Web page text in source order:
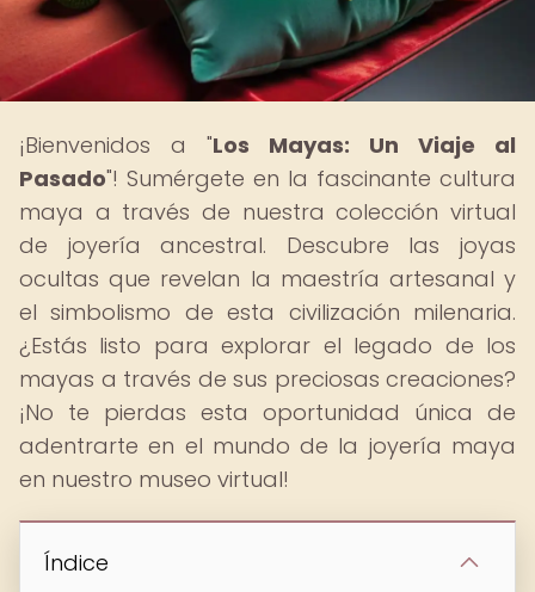
¡Bienvenidos a "Los Mayas: Un Viaje al
Pasado"! Sumérgete en la fascinante cultura
maya a través de nuestra colección virtual
de joyería ancestral. Descubre las joyas
ocultas que revelan la maestría artesanal y
el simbolismo de esta civilización milenaria.
¿Estás listo para explorar el legado de los
mayas a través de sus preciosas creaciones?
¡No te pierdas esta oportunidad única de
adentrarte en el mundo de la joyería maya
en nuestro museo virtual!
Índice